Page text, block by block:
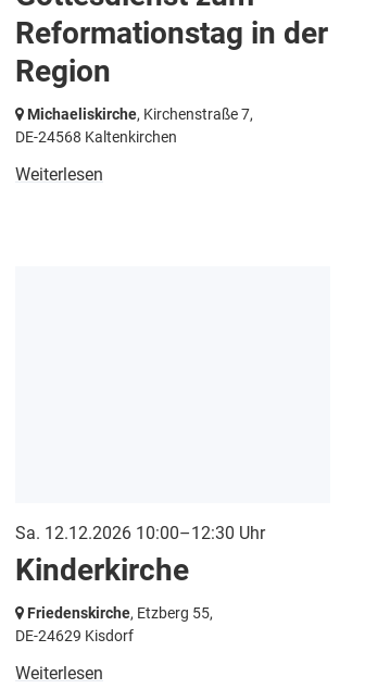
Reformationstag in der
Region
Michaeliskirche, Kirchenstraße 7,
DE-24568 Kaltenkirchen
Weiterlesen
Sa. 12.12.2026 10:00–12:30 Uhr
Kinderkirche
Friedenskirche, Etzberg 55,
DE-24629 Kisdorf
Weiterlesen